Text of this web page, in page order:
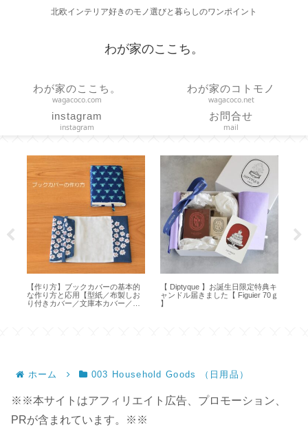
北欧インテリア好きのモノ選びと暮らしのワンポイント
わが家のここち。
わが家のここち。
wagacoco.com
わが家のコトモノ
wagacoco.net
instagram
instagram
お問合せ
mail
【 Toffy 】ハンディファン新調！
どれがいい？機能の選び方と使い
方【ひんやり3Wayファン】
【作り方】ファスナー付きクッシ
ョンカバー 45cm×45cm 横長一枚
の生地で作る【ハンドメイド】
ホーム 003 Household Goods （日用品）
※※本サイトはアフィリエイト広告、プロモーション、
PRが含まれています。※※